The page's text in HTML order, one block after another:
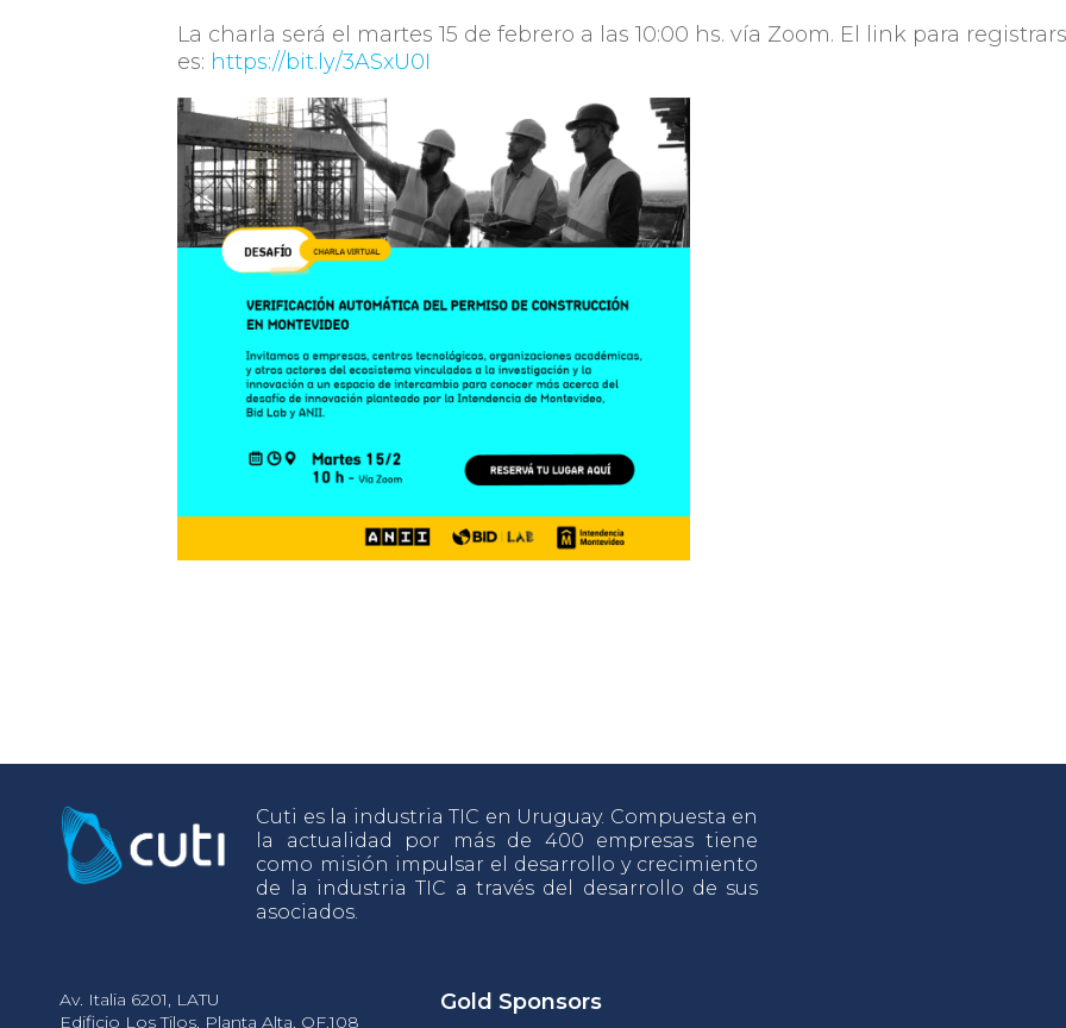
La charla será el martes 15 de febrero a las 10:00 hs. vía Zoom. El link para
es: https://bit.ly/3ASxU0I
Cuti es la industria TIC en Uruguay. Compuesta en
la actualidad por más de 400 empresas tiene
como misión impulsar el desarrollo y crecimiento
de la industria TIC a través del desarrollo de sus
asociados.
Av. Italia 6201, LATU
Edificio Los Tilos, Planta Alta, OF.108
Gold Sponsors